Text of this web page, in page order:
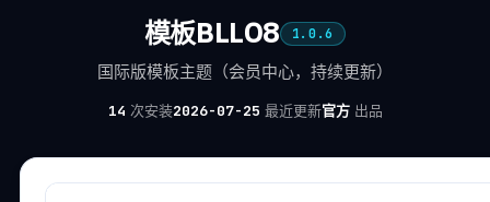
模板BLL08 1.0.6
国际版模板主题（会员中心，持续更新）
14 次安装2026-07-25 最近更新官方 出品